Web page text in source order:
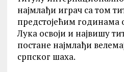
најмлађи играч са том
предстојећим годинама
Лука освоји и највишу
постане најмлађи
српског шаха.